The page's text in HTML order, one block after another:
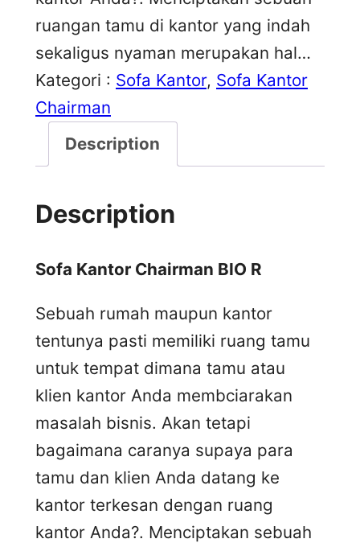
ruangan tamu di kantor yang indah
sekaligus nyaman merupakan hal…
Kategori : Sofa Kantor, Sofa Kantor
Chairman
Description
Description
Sofa Kantor Chairman BIO R
Sebuah rumah maupun kantor
tentunya pasti memiliki ruang tamu
untuk tempat dimana tamu atau
klien kantor Anda membciarakan
masalah bisnis. Akan tetapi
bagaimana caranya supaya para
tamu dan klien Anda datang ke
kantor terkesan dengan ruang
kantor Anda?. Menciptakan sebuah